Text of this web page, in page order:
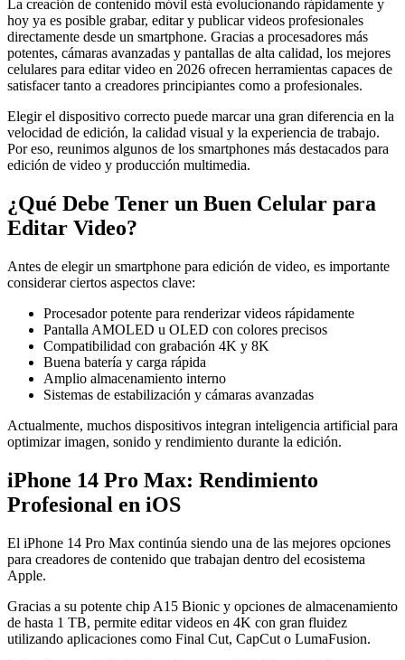
La creación de contenido móvil está evolucionando rápidamente y
hoy ya es posible grabar, editar y publicar videos profesionales
directamente desde un smartphone. Gracias a procesadores más
potentes, cámaras avanzadas y pantallas de alta calidad, los mejores
celulares para editar video en 2026 ofrecen herramientas capaces de
satisfacer tanto a creadores principiantes como a profesionales.
Elegir el dispositivo correcto puede marcar una gran diferencia en la
velocidad de edición, la calidad visual y la experiencia de trabajo.
Por eso, reunimos algunos de los smartphones más destacados para
edición de video y producción multimedia.
¿Qué Debe Tener un Buen Celular para
Editar Video?
Antes de elegir un smartphone para edición de video, es importante
considerar ciertos aspectos clave:
Procesador potente para renderizar videos rápidamente
Pantalla AMOLED u OLED con colores precisos
Compatibilidad con grabación 4K y 8K
Buena batería y carga rápida
Amplio almacenamiento interno
Sistemas de estabilización y cámaras avanzadas
Actualmente, muchos dispositivos integran inteligencia artificial para
optimizar imagen, sonido y rendimiento durante la edición.
iPhone 14 Pro Max: Rendimiento
Profesional en iOS
El iPhone 14 Pro Max continúa siendo una de las mejores opciones
para creadores de contenido que trabajan dentro del ecosistema
Apple.
Gracias a su potente chip A15 Bionic y opciones de almacenamiento
de hasta 1 TB, permite editar videos en 4K con gran fluidez
utilizando aplicaciones como Final Cut, CapCut o LumaFusion.